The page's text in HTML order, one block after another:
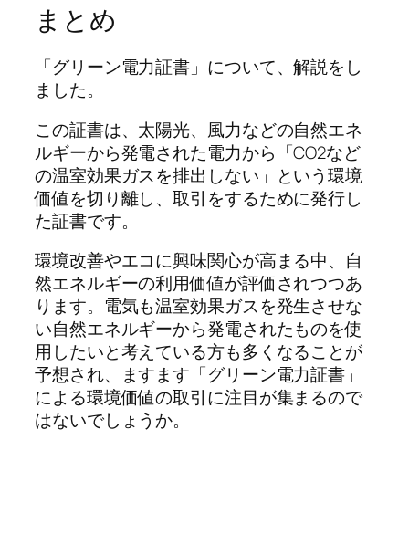
まとめ
「グリーン電力証書」について、解説をし
ました。
この証書は、太陽光、風力などの自然エネ
ルギーから発電された電力から「CO2など
の温室効果ガスを排出しない」という環境
価値を切り離し、取引をするために発行し
た証書です。
環境改善やエコに興味関心が高まる中、自
然エネルギーの利用価値が評価されつつあ
ります。電気も温室効果ガスを発生させな
い自然エネルギーから発電されたものを使
用したいと考えている方も多くなることが
予想され、ますます「グリーン電力証書」
による環境価値の取引に注目が集まるので
はないでしょうか。